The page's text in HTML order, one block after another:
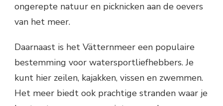
ongerepte natuur en picknicken aan de oevers
van het meer.
Daarnaast is het Vätternmeer een populaire
bestemming voor watersportliefhebbers. Je
kunt hier zeilen, kajakken, vissen en zwemmen.
Het meer biedt ook prachtige stranden waar je